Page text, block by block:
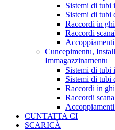
Sistemi di tubi
Sistemi di tubi
Raccordi in
Raccordi
Cuncepimentu,
Immagazzinamentu
Sistemi di tubi
Sistemi di tubi
Raccordi in
Raccordi
CUNTATTA CI
SCARICÀ